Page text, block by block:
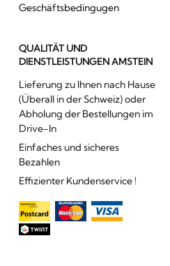
Geschäftsbedingugen
QUALITÄT UND
DIENSTLEISTUNGEN AMSTEIN
Lieferung zu Ihnen nach Hause
(Überall in der Schweiz) oder
Abholung der Bestellungen im
Drive-In
Einfaches und sicheres
Bezahlen
Effizienter Kundenservice !